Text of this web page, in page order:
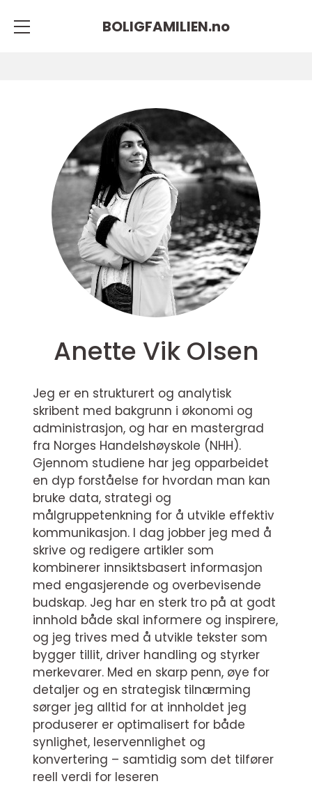
BOLIGFAMILIEN.no
Anette Vik Olsen
Jeg er en strukturert og analytisk
skribent med bakgrunn i økonomi og
administrasjon, og har en mastergrad
fra Norges Handelshøyskole (NHH).
Gjennom studiene har jeg opparbeidet
en dyp forståelse for hvordan man kan
bruke data, strategi og
målgruppetenkning for å utvikle effektiv
kommunikasjon. I dag jobber jeg med å
skrive og redigere artikler som
kombinerer innsiktsbasert informasjon
med engasjerende og overbevisende
budskap. Jeg har en sterk tro på at godt
innhold både skal informere og inspirere,
og jeg trives med å utvikle tekster som
bygger tillit, driver handling og styrker
merkevarer. Med en skarp penn, øye for
detaljer og en strategisk tilnærming
sørger jeg alltid for at innholdet jeg
produserer er optimalisert for både
synlighet, leservennlighet og
konvertering – samtidig som det tilfører
reell verdi for leseren